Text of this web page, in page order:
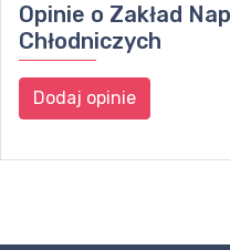
Opinie o Zakład
Chłodniczych
Dodaj opinie